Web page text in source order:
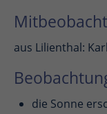
aus Lilienthal:
die Sonne